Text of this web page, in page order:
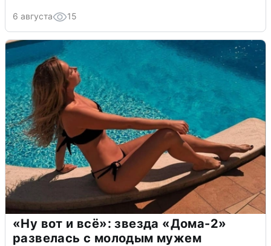
6 августа 15
«Ну вот и всё»: звезда «Дома-2»
развелась с молодым мужем